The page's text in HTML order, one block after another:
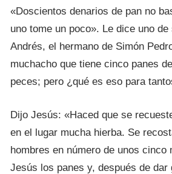
«Doscientos denarios de pan no
uno tome un poco». Le dice uno
Andrés, el hermano de Simón
muchacho que tiene cinco panes
peces; pero ¿qué es eso para
Dijo Jesús: «Haced que se
en el lugar mucha hierba. Se
hombres en número de unos cinco
Jesús los panes y, después de